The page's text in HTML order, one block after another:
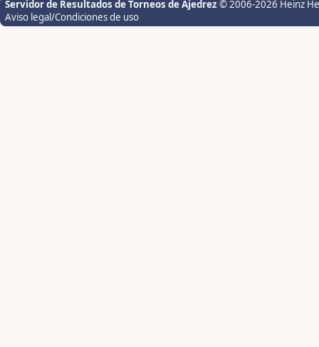
Servidor de Resultados de Torneos de Ajedrez © 2006-2026 Heinz
Aviso legal/Condiciones de uso